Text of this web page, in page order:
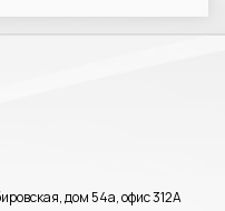
дом 54а, офис 312А